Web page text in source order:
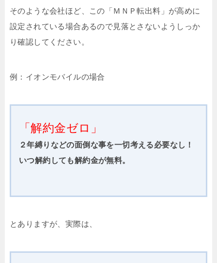
そのような会社ほど、この「ＭＮＰ転出料」が高めに
設定されている場合あるので見落とさないようしっか
り確認してください。
例：イオンモバイルの場合
「解約金ゼロ」
２年縛りなどの面倒な事を一切考える必要なし！
いつ解約しても解約金が無料。
とありますが、実際は、